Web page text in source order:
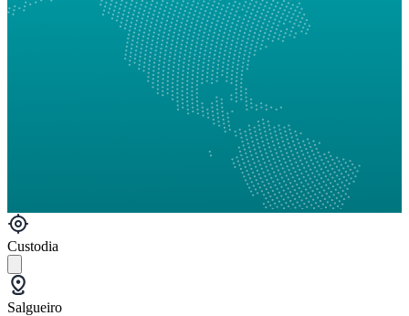
Custodia
Salgueiro